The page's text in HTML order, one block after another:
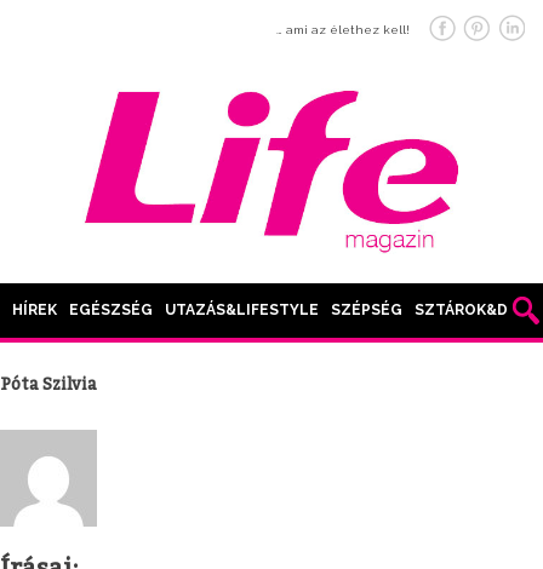
… ami az élethez kell!
HÍREK EGÉSZSÉG UTAZÁS&LIFESTYLE SZÉPSÉG SZTÁROK&DIVAT
Póta Szilvia